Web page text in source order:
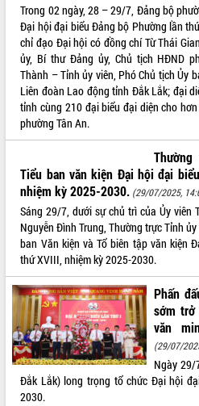
định EUDR
Thứ trưởng Bộ Nông nghiệp và Môi
trường Nguyễn Hoàng Hiệp khảo sát
vùng trồng và doanh nghiệp đóng gói
sầu riêng tại Đắk Lắk
Trình diễn nghệ thuật chế biến các
món ăn từ sầu riêng
Đắk Lắk công bố Quy hoạch và xúc
tiến đầu tư tỉnh
Ngành cá ngừ Đắk Lắk chủ động thích
ứng để giữ vững thị trường xuất khẩu
Diễn đàn Kinh tế tư nhân Việt Nam đột
phá cơ chế - Hợp tác công tư
Đề án 06 tạo bước ngoặt đột phá trong
cải cách hành chính tỉnh Đắk Lắk
Kết nối tour, đẩy mạnh chuyển đổi số
để phát triển du lịch Đắk Lắk
Khởi động Dự án Đầu tư xây dựng hạ
tầng kỹ thuật Cụm công nghiệp Tân
Tiến
Gặp mặt các cơ quan báo chí nhân Kỷ
niệm 101 năm Ngày Báo chí Cách
mạng Việt Nam
Tất cả:
66022949
Trong 02 ngày, 28 – 29/7, Đảng bộ
Đại hội đại biểu Đảng bộ Phường lần
chỉ đạo Đại hội có đồng chí Từ Thái
ủy, Bí thư Đảng ủy, Chủ tịch HĐND
Thành – Tỉnh ủy viên, Phó Chủ tịch Ủy
Liên đoàn Lao động tỉnh Đắk Lắk; đại
tỉnh cùng 210 đại biểu đại diện cho
phường Tân An.
Tiểu ban văn kiện Đại hội đại
nhiệm kỳ 2025-2030. (29/07/2025,
Sáng 29/7, dưới sự chủ trì của Ủy viên
Nguyễn Đình Trung, Thường trực Tỉnh
ban Văn kiện và Tổ biên tập văn kiện
thứ XVIII, nhiệm kỳ 2025-2030.
Phấn
sớm trở
văn
(29/07/
Ngày 29/
Đắk Lắk) long trọng tổ chức Đại hội
2030.